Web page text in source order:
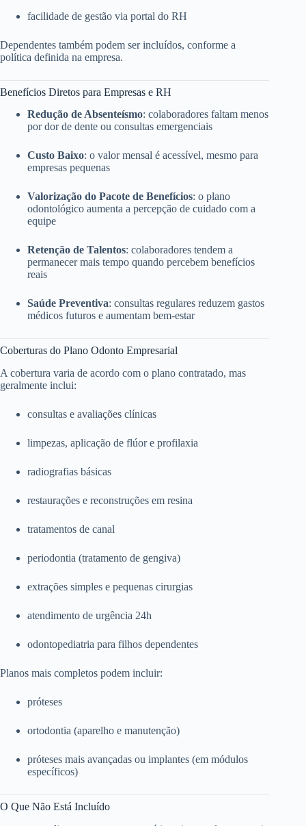
facilidade de gestão via portal do RH
Dependentes também podem ser incluídos, conforme a
política definida na empresa.
Benefícios Diretos para Empresas e RH
Redução de Absenteísmo: colaboradores faltam menos
por dor de dente ou consultas emergenciais
Custo Baixo: o valor mensal é acessível, mesmo para
empresas pequenas
Valorização do Pacote de Benefícios: o plano
odontológico aumenta a percepção de cuidado com a
equipe
Retenção de Talentos: colaboradores tendem a
permanecer mais tempo quando percebem benefícios
reais
Saúde Preventiva: consultas regulares reduzem gastos
médicos futuros e aumentam bem-estar
Coberturas do Plano Odonto Empresarial
A cobertura varia de acordo com o plano contratado, mas
geralmente inclui:
consultas e avaliações clínicas
limpezas, aplicação de flúor e profilaxia
radiografias básicas
restaurações e reconstruções em resina
tratamentos de canal
periodontia (tratamento de gengiva)
extrações simples e pequenas cirurgias
atendimento de urgência 24h
odontopediatria para filhos dependentes
Planos mais completos podem incluir:
próteses
ortodontia (aparelho e manutenção)
próteses mais avançadas ou implantes (em módulos
específicos)
O Que Não Está Incluído